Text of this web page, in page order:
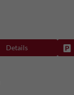
Details